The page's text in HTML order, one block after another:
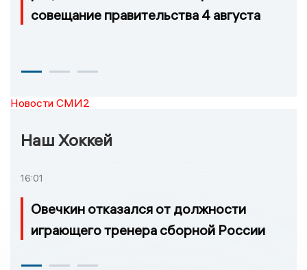
совещание правительства 4 августа
Новости СМИ2
Наш Хоккей
16:01
Овечкин отказался от должности
играющего тренера сборной России